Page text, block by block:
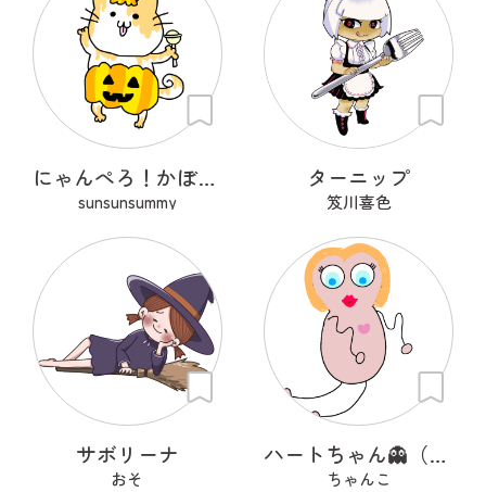
にゃんぺろ！かぼちゃっ
sunsunsummy
ターニップ
笈川喜色
サボリーナ
おそ
ハートちゃん👻（かわいいオバケ）
ちゃんこ